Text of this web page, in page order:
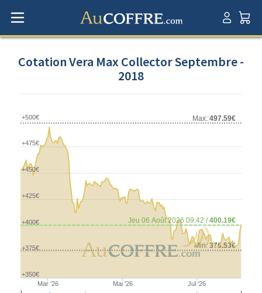
Cotation Vera Max Collector Septembre -
2018
Min:376.53€
Max: 497.59€
Jeu 06 Août 2026 09:42 /400.19€
Mar '26 Mai '26 Jul '26
+350€
+375€
+400€
+425€
+450€
+475€
+500€